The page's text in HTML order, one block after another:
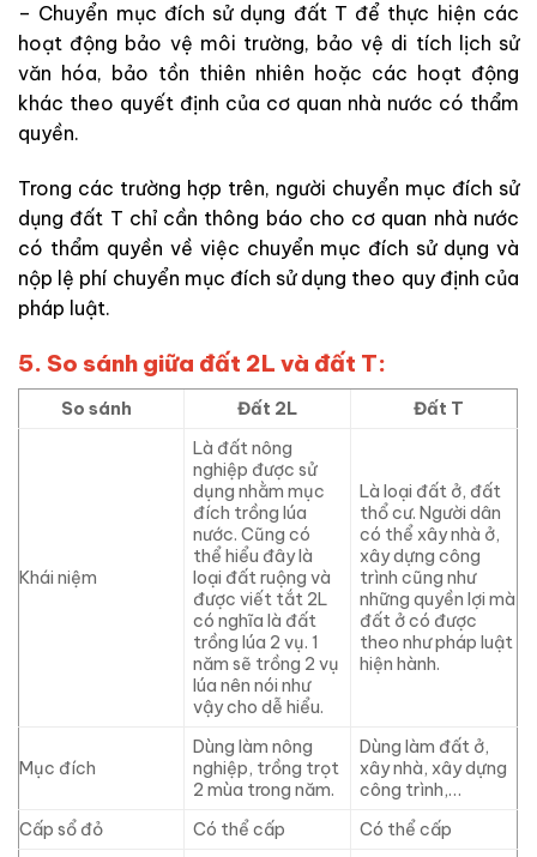
– Chuyển mục đích sử dụng đất T để thực hiện các
hoạt động bảo vệ môi trường, bảo vệ di tích lịch sử
văn hóa, bảo tồn thiên nhiên hoặc các hoạt động
khác theo quyết định của cơ quan nhà nước có thẩm
quyền.
Trong các trường hợp trên, người chuyển mục đích sử
dụng đất T chỉ cần thông báo cho cơ quan nhà nước
có thẩm quyền về việc chuyển mục đích sử dụng và
nộp lệ phí chuyển mục đích sử dụng theo quy định của
pháp luật.
5. So sánh giữa đất 2L và đất T:
So sánh Đất 2L Đất T
Khái niệm
Là đất nông
nghiệp được sử
dụng nhằm mục
đích trồng lúa
nước. Cũng có
thể hiểu đây là
loại đất ruộng và
được viết tắt 2L
có nghĩa là đất
trồng lúa 2 vụ. 1
năm sẽ trồng 2 vụ
lúa nên nói như
vậy cho dễ hiểu.
Là loại đất ở, đất
thổ cư. Người dân
có thể xây nhà ở,
xây dựng công
trình cũng như
những quyền lợi mà
đất ở có được
theo như pháp luật
hiện hành.
Mục đích
Dùng làm nông
nghiệp, trồng trọt
2 mùa trong năm.
Dùng làm đất ở,
xây nhà, xây dựng
công trình,…
Cấp sổ đỏ
Có thể cấp
Có thể cấp